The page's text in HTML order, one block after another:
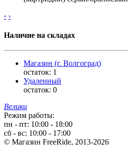
‹ ›
Наличие на складах
Магазин (г. Волгоград)
остаток: 1
Удаленный
остаток: 0
Велики
Режим работы:
пн - пт: 10:00 - 18:00
сб - вс: 10:00 - 17:00
© Магазин FreeRide, 2013-2026